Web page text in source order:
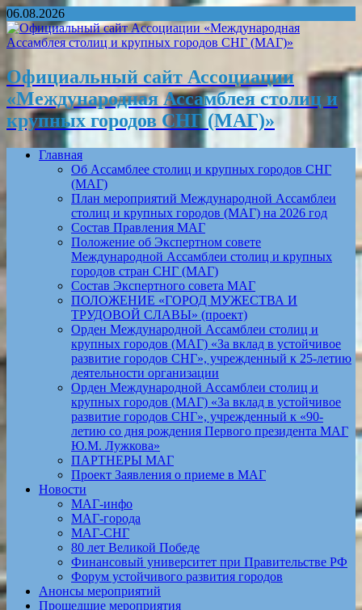
06.08.2026
Официальный сайт Ассоциации
«Международная Ассамблея столиц и
крупных городов СНГ (МАГ)»
Главная
Об Ассамблее столиц и крупных городов СНГ
(МАГ)
План мероприятий Международной Ассамблеи
столиц и крупных городов (МАГ) на 2026 год
Состав Правления МАГ
Положение об Экспертном совете
Международной Ассамблеи столиц и крупных
городов стран СНГ (МАГ)
Состав Экспертного совета МАГ
ПОЛОЖЕНИЕ «ГОРОД МУЖЕСТВА И
ТРУДОВОЙ СЛАВЫ» (проект)
Орден Международной Ассамблеи столиц и
крупных городов (МАГ) «За вклад в устойчивое
развитие городов СНГ», учрежденный к 25-летию
деятельности организации
Орден Международной Ассамблеи столиц и
крупных городов (МАГ) «За вклад в устойчивое
развитие городов СНГ», учрежденный к «90-
летию со дня рождения Первого президента МАГ
Ю.М. Лужкова»
ПАРТНЕРЫ МАГ
Проект Заявления о приеме в МАГ
Новости
МАГ-инфо
МАГ-города
МАГ-СНГ
80 лет Великой Победе
Финансовый университет при Правительстве РФ
Форум устойчивого развития городов
Анонсы мероприятий
Прошедшие мероприятия